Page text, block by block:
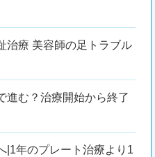
治療 美容師の足トラブル
進む？治療開始から終了
|1年のプレート治療より1